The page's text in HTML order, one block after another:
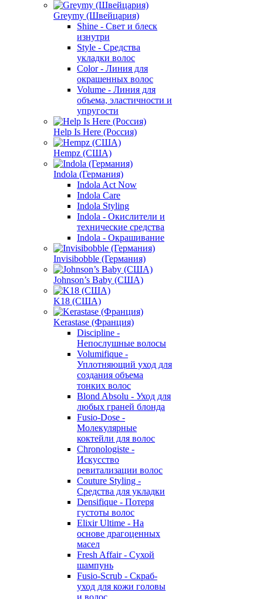
Greymy (Швейцария)
Shine - Свет и блеск
изнутри
Style - Средства
укладки волос
Color - Линия для
окрашенных волос
Volume - Линия для
объема, эластичности и
упругости
Help Is Here (Россия)
Hempz (США)
Indola (Германия)
Indola Act Now
Indola Care
Indola Styling
Indola - Окислители и
технические средства
Indola - Окрашивание
Invisibobble (Германия)
Johnson’s Baby (США)
K18 (США)
Kerastase (Франция)
Discipline -
Непослушные волосы
Volumifique -
Уплотняющий уход для
создания объема
тонких волос
Blond Absolu - Уход для
любых граней блонда
Fusio-Dose -
Молекулярные
коктейли для волос
Chronologiste -
Искусство
ревитализации волос
Couture Styling -
Средства для укладки
Densifique - Потеря
густоты волос
Elixir Ultime - На
основе драгоценных
масел
Fresh Affair - Сухой
шампунь
Fusio-Scrub - Скраб-
уход для кожи головы
и волос